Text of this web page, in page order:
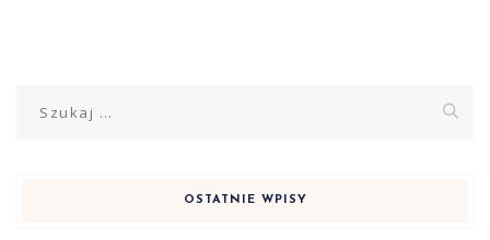
OSTATNIE WPISY